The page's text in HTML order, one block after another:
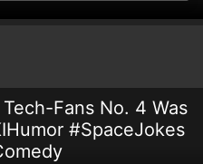
Fans No. 4 Was
#SpaceJokes